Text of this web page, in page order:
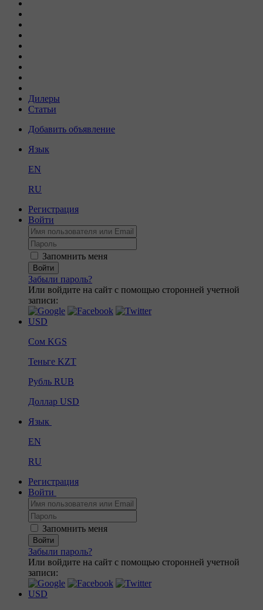
Дилеры
Статьи
Добавить объявление
Язык
EN
RU
Регистрация
Войти
Запомнить меня
Войти
Забыли пароль?
Или войдите на сайт с помощью сторонней учетной
записи:
USD
Сом KGS
Теньге KZT
Рубль RUB
Доллар USD
Язык
EN
RU
Регистрация
Войти
Запомнить меня
Войти
Забыли пароль?
Или войдите на сайт с помощью сторонней учетной
записи:
USD